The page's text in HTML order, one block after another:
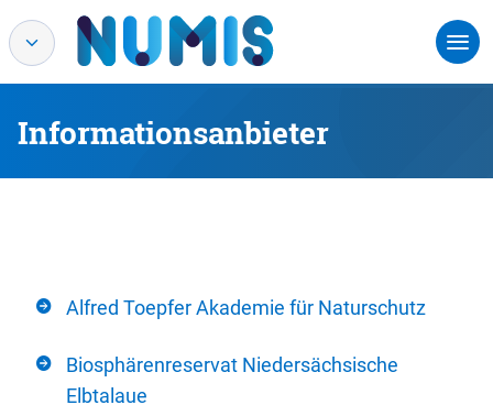
Informationsanbieter
Alfred Toepfer Akademie für Naturschutz
Biosphärenreservat Niedersächsische
Elbtalaue